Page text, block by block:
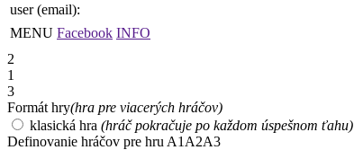
user (email):
MENU Facebook INFO
2
1
3
Formát hry(hra pre viacerých hráčov)
klasická hra (hráč pokračuje po každom úspešnom ťahu)
Definovanie hráčov pre hru A1 A2A3